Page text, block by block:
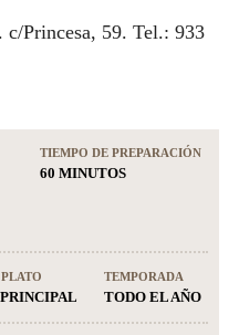
. c/Princesa, 59. Tel.: 933
TIEMPO DE PREPARACIÓN
60 MINUTOS
TEMPORADA
TODO EL AÑO